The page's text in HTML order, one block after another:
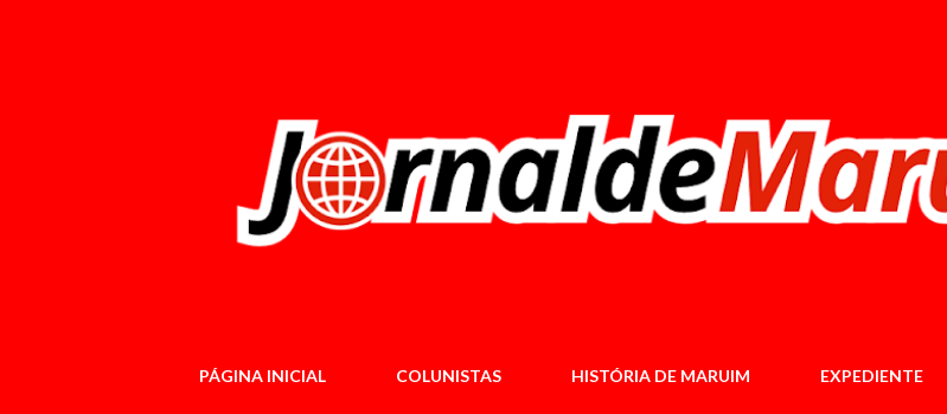
PÁGINA INICIAL COLUNISTAS HISTÓRIA DE MARUIM EXPEDIENTE